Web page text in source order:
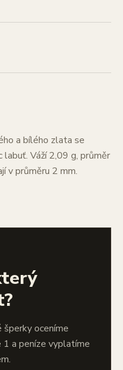
a bílého zlata se
Váží 2,09 g, průměr
v průměru 2 mm.
oceníme
1 a peníze vyplatíme